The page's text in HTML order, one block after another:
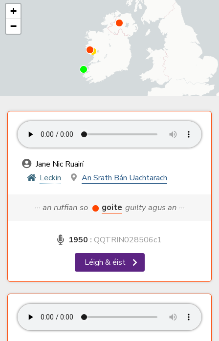
+
−
Jane Nic Ruairí
Leckin
An Srath Bán Uachtarach
··· an ruffian so goite guilty agus an ···
1950 : QQTRIN028506c1
Léigh & éist